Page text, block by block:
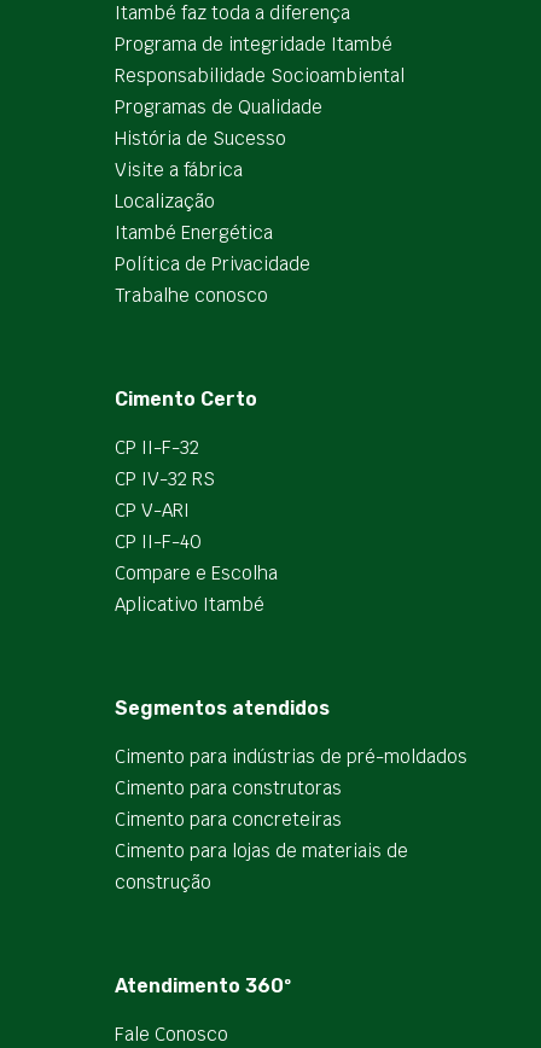
Itambé faz toda a diferença
Programa de integridade Itambé
Responsabilidade Socioambiental
Programas de Qualidade
História de Sucesso
Visite a fábrica
Localização
Itambé Energética
Política de Privacidade
Trabalhe conosco
Cimento Certo
CP II-F-32
CP IV-32 RS
CP V-ARI
CP II-F-40
Compare e Escolha
Aplicativo Itambé
Segmentos atendidos
Cimento para indústrias de pré-moldados
Cimento para construtoras
Cimento para concreteiras
Cimento para lojas de materiais de
construção
Atendimento 360º
Fale Conosco